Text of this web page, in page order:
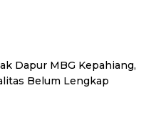
Dapur MBG Kepahiang,
Belum Lengkap